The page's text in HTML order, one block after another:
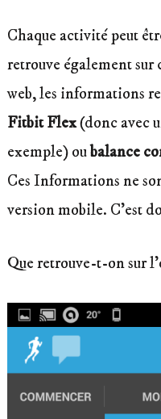
Chaque activité peut
retrouve également sur
web, les informations
Fitbit Flex(donc avec
exemple) oubalance
Ces Informations ne
version mobile. C’est
Que retrouve-t-on sur